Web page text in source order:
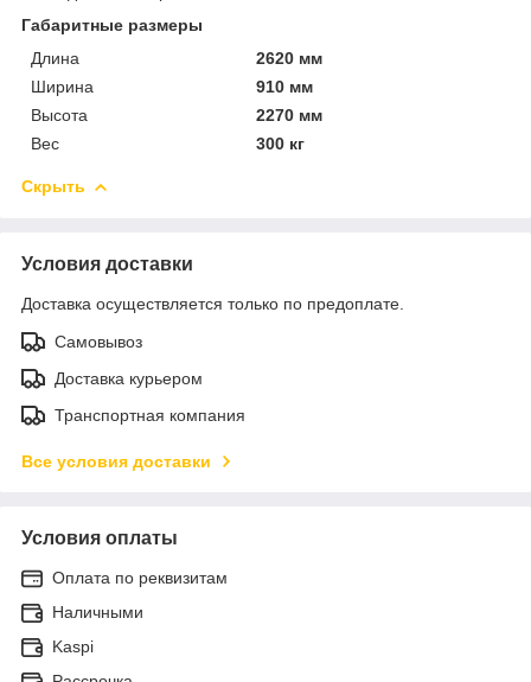
Габаритные размеры
Длина
2620 мм
Ширина
910 мм
Высота
2270 мм
Вес
300 кг
Скрыть
Условия доставки
Доставка осуществляется только по предоплате.
Самовывоз
Доставка курьером
Транспортная компания
Все условия доставки
Условия оплаты
Оплата по реквизитам
Наличными
Kaspi